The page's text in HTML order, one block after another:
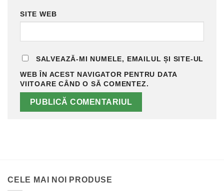
SITE WEB
SALVEAZĂ-MI NUMELE, EMAILUL ȘI SITE-UL
WEB ÎN ACEST NAVIGATOR PENTRU DATA
VIITOARE CÂND O SĂ COMENTEZ.
CELE MAI NOI PRODUSE